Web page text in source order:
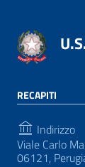
RECAPITI
Indirizzo
Viale Carlo
06121,